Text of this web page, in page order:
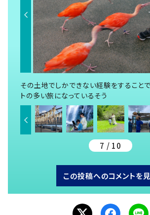
その土地でしかできない経験をすることで
トの多い旅になっているそう
7 / 10
この投稿へのコメントを